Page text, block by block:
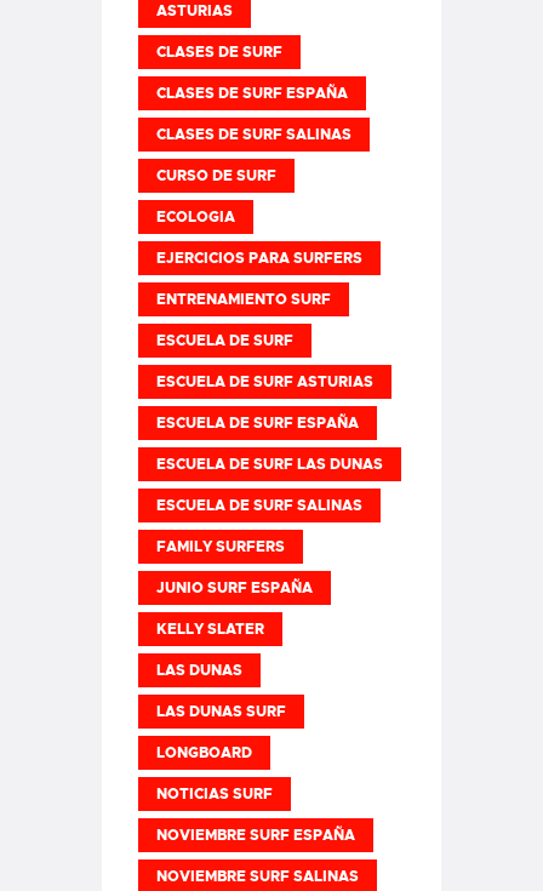
ASTURIAS
CLASES DE SURF
CLASES DE SURF ESPAÑA
CLASES DE SURF SALINAS
CURSO DE SURF
ECOLOGIA
EJERCICIOS PARA SURFERS
ENTRENAMIENTO SURF
ESCUELA DE SURF
ESCUELA DE SURF ASTURIAS
ESCUELA DE SURF ESPAÑA
ESCUELA DE SURF LAS DUNAS
ESCUELA DE SURF SALINAS
FAMILY SURFERS
JUNIO SURF ESPAÑA
KELLY SLATER
LAS DUNAS
LAS DUNAS SURF
LONGBOARD
NOTICIAS SURF
NOVIEMBRE SURF ESPAÑA
NOVIEMBRE SURF SALINAS